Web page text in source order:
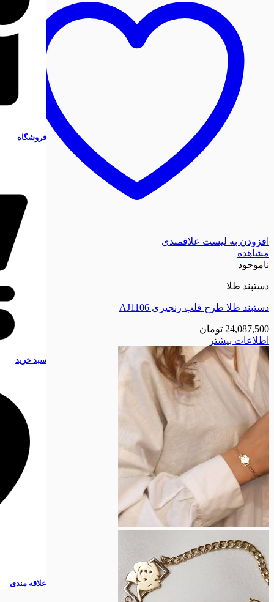
افزودن به لیست علاقمندی
مشاهده
ناموجود
دستبند طلا
دستبند طلا طرح قلب زنجیری AJ1106
24,087,500 تومان
اطلاعات بیشتر
فروشگاه
سبد خرید
علاقه مندی